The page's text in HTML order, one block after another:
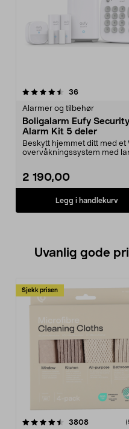
36anmeldelser
Alarmer og tilbehør
Boligalarm Eufy Security
Alarm Kit 5 deler
Beskytt hjemmet ditt med et
overvåkningssystem med
2 190,00
Legg i handlekurv
Uvanlig gode
Sjekk prisen
3808
4.5av 5 stjerner